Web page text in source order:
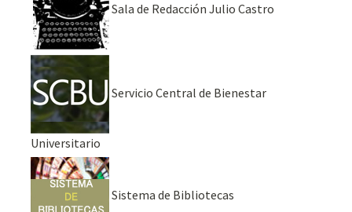
Sala de Redacción Julio Castro
Servicio Central de Bienestar
Universitario
Sistema de Bibliotecas